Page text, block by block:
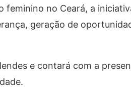
feminino no Ceará, a
geração de
e contará com a